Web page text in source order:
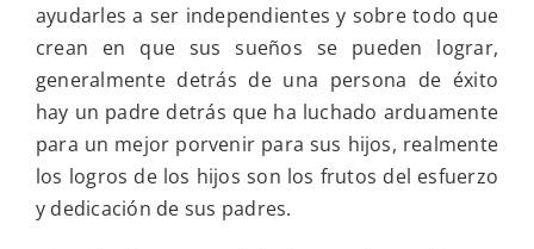
ayudarles a ser independientes y sobre todo que
crean en que sus sueños se pueden lograr,
generalmente detrás de una persona de éxito
hay un padre detrás que ha luchado arduamente
para un mejor porvenir para sus hijos, realmente
los logros de los hijos son los frutos del esfuerzo
y dedicación de sus padres.